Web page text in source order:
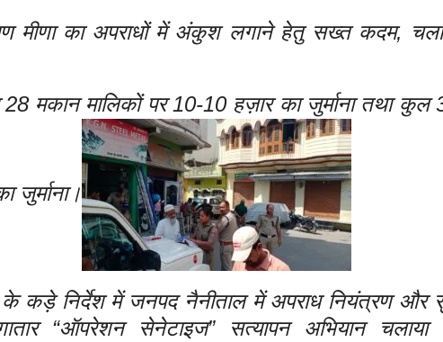
मीणा का अपराधों में अंकुश लगाने हेतु सख्त कदम,
28 मकान मालिकों पर 10-10 हज़ार का जुर्माना तथा कुल
जुर्माना।
कड़े निर्देश में जनपद नैनीताल में अपराध नियंत्रण और
“ऑपरेशन सेनेटाइज” सत्यापन अभियान चलाया